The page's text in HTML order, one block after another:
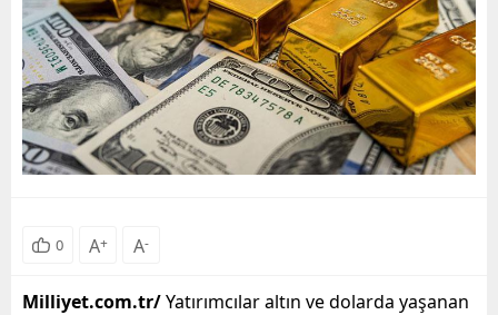
0 A+ A-
Milliyet.com.tr/Yatırımcılar altın ve dolarda yaşanan